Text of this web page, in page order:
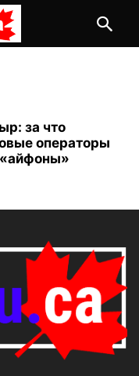
за что
операторы